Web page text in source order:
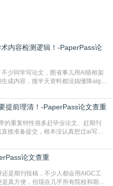
内容检测逻辑！-PaperPass论
少同学写论文，图省事儿用AI搭框架
成内容，搜半天资料都没搞懂降aigc
降aigc检测是啥，对相关要求摸不
学术领域普及诞生的新需求，核心是为
提前理清！-PaperPass论文查重
的重复特性很多赶毕业论文、赶期刊
接准备提交，根本没认真想过ai写论
公开的文本数据，生成内容本质是基
创创作。生成过程中，很容易复用已
论文查重
是期刊投稿，不少人都会用AIGC工
真方便，但现在几乎所有院校和期刊